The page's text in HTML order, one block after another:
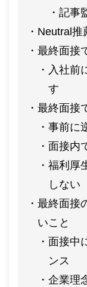
記事
Neutral推
最終面接
入社前
す
最終面接
事前に
面接内
福利厚
しない
最終面接
いこと
面接中
ンス
企業理